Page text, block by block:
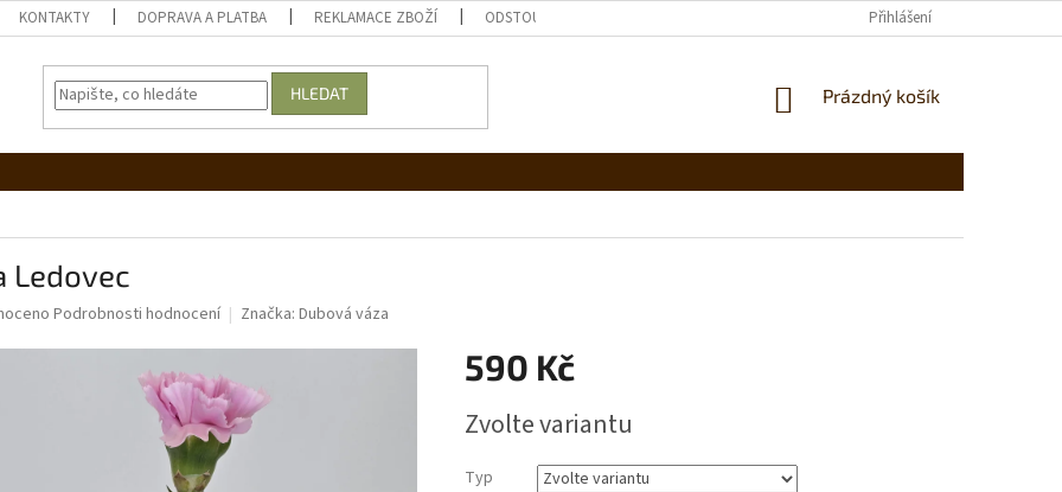
KONTAKTY DOPRAVA A PLATBA REKLAMACE ZBOŽÍ ODSTOUPENÍ OD SMLOUVY PODMÍNKY OCHRANY
Přihlášení
HLEDAT
NÁKUPNÍ
Prázdný košík
Ledovec
Podrobnosti hodnocení Značka: Dubová váza
590 Kč
cena:
Zvolte variantu
Typ